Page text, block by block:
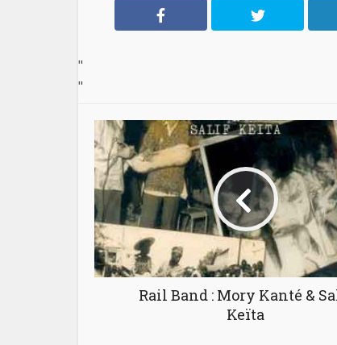
"
"
Rail Band : Mory Kanté &
Keïta